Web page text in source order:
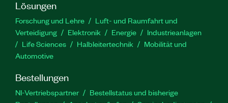
Lösungen
Forschung und Lehre
Luft- und Raumfahrt und
Verteidigung
Elektronik Energie
Industrieanlagen
Life Sciences
Halbleitertechnik
Mobilität und
Automotive
Bestellungen
NI-Vertriebspartner
Bestellstatus und bisherige